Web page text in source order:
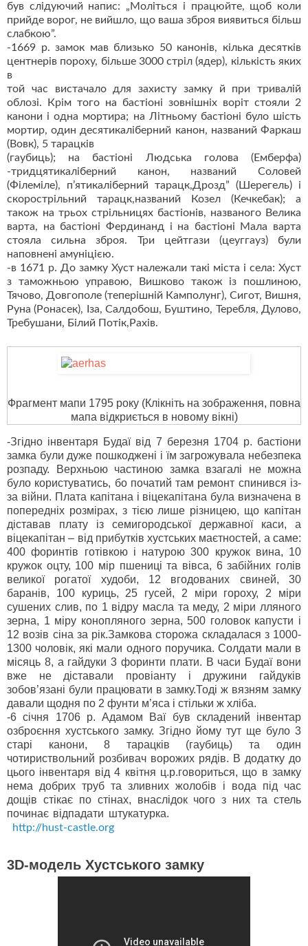
був слідуючий напис: „Моліться і працюйте, щоб коли
прийде ворог, не вийшло, що ваша зброя виявиться більш
слабкою”.
-1669 р. замок мав близько 50 канонів, кілька десятків
центнерів пороху, більше 3000 стріл (ядер), кількість яких
в
той час вистачало для захисту замку й при тривалій
облозі. Крім того на бастіоні зовнішніх воріт стояли 2
канони і одна мортира; на Літньому бастіоні було шість
мортир, один десятикаліберний канон, названий Фаркаш
(Вовк), 5 тарацків
(гаубиць); на бастіоні Людська голова (Емберфа)
-тридцятикаліберний канон, названий Соловей
(Філеміле), п’ятикаліберний тарацк,Дрозд” (Шерегель) і
скорострільний тарацк,названий Козел (Кечкебак); а
також на трьох стрільницях бастіонів, названого Велика
варта, на бастіоні Фердинанд і на бастіоні Мала варта
стояла сильна зброя. Три цейтгази (цеуггауз) були
наповнені амуніцією.
-в 1671 р. До замку Хуст належали такі міста і села: Хуст
з таможньою управою, Вишково також із пошлиною,
Тячово, Довгополе (теперішній Камполунг), Сигот, Вишня,
Руна (Ронасек), Іза, Салдобош, Буштино, Теребля, Дулово,
Требушани, Білий Потік,Рахів.
Фрагмент мапи 1795 року (Клікніть на зображення, повна
мапа відкриється в новому вікні)
-Згідно інвентаря Будаї від 7 березня 1704 р. бастіони
замка були дуже пошкоджені і їм загрожувала небезпека
розпаду. Верхньою частиною замка взагалі не можна
було користуватись, бо початий там ремонт спинився із-
за війни. Плата капітана і віцекапітана була визначена в
попередніх розмірах, з тією лише різницею, що капітан
діставав плату із семигородської державної каси, а
віцекапітан – від прибутків хустських маєтностей, а саме:
400 форинтів готівкою і натурою 300 кружок вина, 10
кружок оцту, 100 мір пшениці та вівса, 6 забійних голів
великої рогатої худоби, 12 вгодованих свиней, 30
баранів, 100 куриць, 25 гусей, 2 міри гороху, 2 міри
сушених слив, по 1 відру масла та меду, 2 міри лляного
зерна, 1 міру конопляного зерна, 500 головок капусти і
12 возів сіна за рік.Замкова сторожа складалася з 1000-
1300 чоловік, які мали одного поручика. Солдати мали в
місяць 8, а гайдуки 3 форинти плати. В часи Будаї вони
вже не діставали провіанту і дружини гайдуків
зобов’язані були працювати в замку.Тоді ж вязням замку
давали щодня по 2 фунти м’яса і стільки ж хліба.
-6 січня 1706 р. Адамом Ваї був складений інвентар
озброєння хустського замку. Згідно йому тут ще було 3
старі канони, 8 тарацків (гаубиць) та один
чотириствольний розбивач ворожих рядів. В додатку до
цього інвентаря від 4 квітня ц.р.говориться, що в замку
нема добрих труб та зливних жолобів і вода під час
дощів стікає по стінах, внаслідок чого з них та стель
починає відпадати штукатурка.
http://hust-castle.org
3D-модель Хустського замку